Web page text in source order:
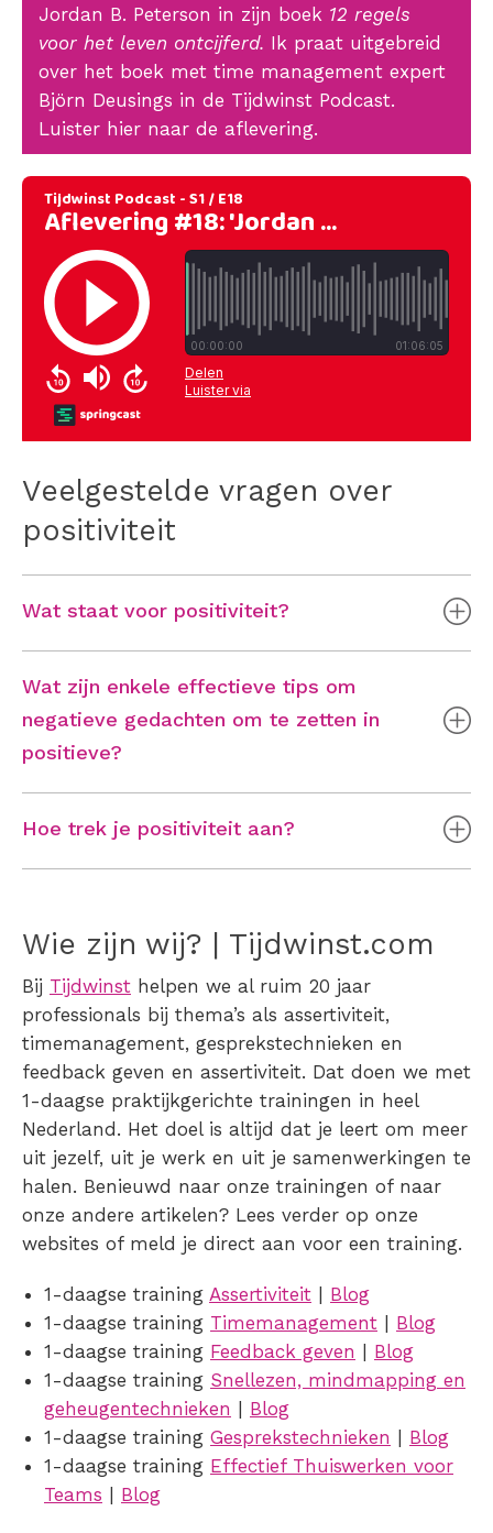
Jordan B. Peterson in zijn boek 12 regels
voor het leven ontcijferd. Ik praat uitgebreid
over het boek met time management expert
Björn Deusings in de Tijdwinst Podcast.
Luister hier naar de aflevering.
Veelgestelde vragen over
positiviteit
Wat staat voor positiviteit?
Wat zijn enkele effectieve tips om
negatieve gedachten om te zetten in
positieve?
Hoe trek je positiviteit aan?
Wie zijn wij? | Tijdwinst.com
Bij Tijdwinst helpen we al ruim 20 jaar
professionals bij thema’s als assertiviteit,
timemanagement, gesprekstechnieken en
feedback geven en assertiviteit. Dat doen we met
1-daagse praktijkgerichte trainingen in heel
Nederland. Het doel is altijd dat je leert om meer
uit jezelf, uit je werk en uit je samenwerkingen te
halen. Benieuwd naar onze trainingen of naar
onze andere artikelen? Lees verder op onze
websites of meld je direct aan voor een training.
1-daagse training Assertiviteit
Blog
1-daagse training Timemanagement
Blog
1-daagse training Feedback geven
Blog
1-daagse training Snellezen, mindmapping en
geheugentechnieken
Blog
1-daagse training Gesprekstechnieken
Blog
1-daagse training Effectief Thuiswerken voor
Teams
Blog